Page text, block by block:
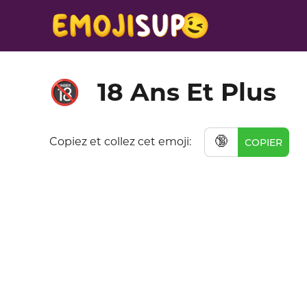
🔞 18 Ans Et Plus
Copiez et collez cet emoji: 🔞 COPIER